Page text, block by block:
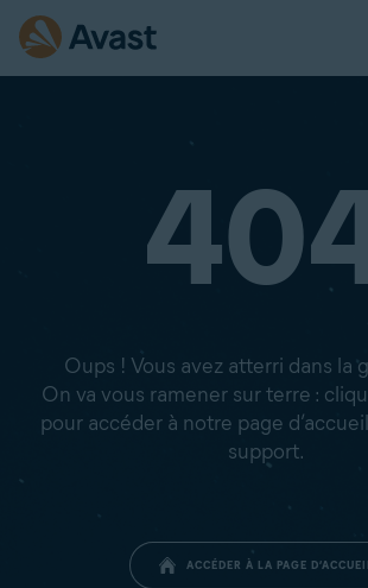
Oups ! Vous avez atterri dans la
On va vous ramener sur terre :
pour accéder à notre page
support.
ACCÉDER À LA PAGE D’ACCUEIL